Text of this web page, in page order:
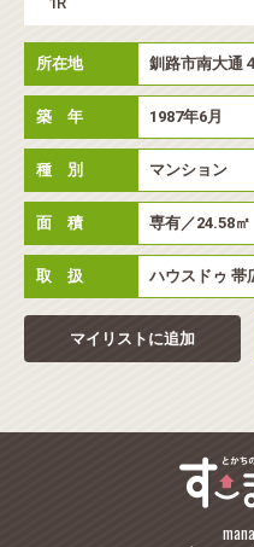
所在地 釧路市南大通
築 年 1987年6月
種 別 マンション
面 積 専有／24.58㎡
取 扱 ハウスドゥ 帯
マイリストに追加